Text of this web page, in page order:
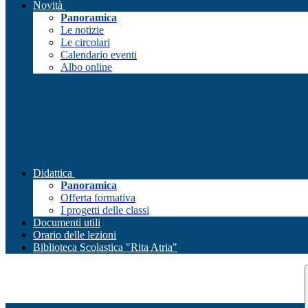
Novità
Panoramica
Le notizie
Le circolari
Calendario eventi
Albo online
Didattica
Panoramica
Offerta formativa
I progetti delle classi
Documenti utili
Orario delle lezioni
Biblioteca Scolastica "Rita Atria"